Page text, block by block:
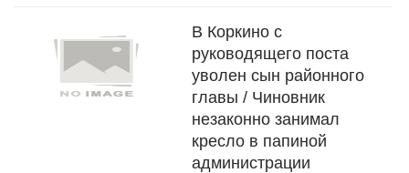
В Коркино с
руководящего поста
уволен сын районного
главы / Чиновник
незаконно занимал
кресло в папиной
администрации